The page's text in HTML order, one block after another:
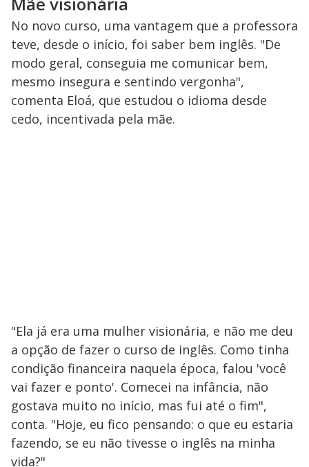
No novo curso, uma vantagem que a professora
teve, desde o início, foi saber bem inglês. "De
modo geral, conseguia me comunicar bem,
mesmo insegura e sentindo vergonha",
comenta Eloá, que estudou o idioma desde
cedo, incentivada pela mãe.
"Ela já era uma mulher visionária, e não me deu
a opção de fazer o curso de inglês. Como tinha
condição financeira naquela época, falou 'você
vai fazer e ponto'. Comecei na infância, não
gostava muito no início, mas fui até o fim",
conta. "Hoje, eu fico pensando: o que eu estaria
fazendo, se eu não tivesse o inglês na minha
vida?"